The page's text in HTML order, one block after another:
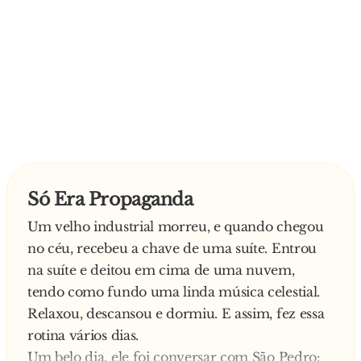
multa.
- Afirmativo e concordo… Pode fazer o favor de
sair da viatura, Sr. condutor?
O advogado desce e então a patrulha da GNR
saca do cassetete, e aquilo é porrada que até
ferve, para cima do advogado. Socos pra tudo
quanto é lado, lambadas, biqueiradas nos
dentes… O advogado grita por socorro, e
implora para parar. E o GNR pergunta:
Só Era Propaganda
Um velho industrial morreu, e quando chegou
no céu, recebeu a chave de uma suíte. Entrou
na suíte e deitou em cima de uma nuvem,
tendo como fundo uma linda música celestial.
Relaxou, descansou e dormiu. E assim, fez essa
rotina vários dias.
Um belo dia, ele foi conversar com São Pedro: